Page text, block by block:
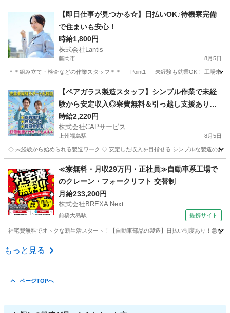
群馬藤岡駅 工場 時給
【即日仕事が見つかる☆】日払いOK♪待機寮完備
で住まいも安心！
時給1,800円
株式会社Lantis
藤岡市 8月5日
＊＊組み立て・検査などの作業スタッフ＊＊ --- Point1 --- 未経験も就業OK！ 工場未
工場 スタッフ
【ペアガラス製造スタッフ】シンプル作業で未経
験から安定収入◎寮費無料＆引っ越し支援あり＋
日払い対応で生活面もしっかりサポート！
時給2,220円
株式会社CAPサービス
上州福島駅 8月5日
◇ 未経験から始められる製造ワーク ◇ 安定した収入を目指せる シンプルな製造のお
上州福島駅 工場 スタッフ
≪寮無料・月収29万円・正社員≫自動車系工場で
のクレーン・フォークリフト 交替制
月給233,200円
株式会社BREXA Next
前橋大島駅 提携サイト
社宅費無料でオトクな新生活スタート！【自動車部品の製造】日払い制度あり！急
群馬 前橋市
もっと見る
ページTOPへ